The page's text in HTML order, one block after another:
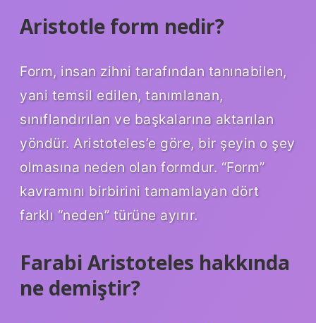
Aristotle form nedir?
Form, insan zihni tarafından tanınabilen,
yani temsil edilen, tanımlanan,
sınıflandırılan ve başkalarına aktarılan
yöndür. Aristoteles’e göre, bir şeyin o şey
olmasına neden olan formdur. “Form”
kavramını birbirini tamamlayan dört
farklı “neden” türüne ayırır.
Farabi Aristoteles hakkında
ne demiştir?